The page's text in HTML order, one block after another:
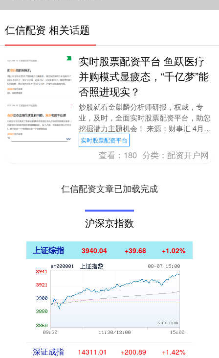
仁信配资 相关话题
实时股票配资平台 鱼跃医疗
并购模式显疲态，“千亿梦”能
否照进现实？
炒股就看金麒麟分析师研报，权威，专
业，及时，全面实时股票配资平台，助您
挖掘潜力主题机会！ 来源：财事汇 4月
25日晚间，国内医疗器械行业龙头——鱼
跃医疗（002....
实时股票配资平台
查看： 180 分类： 配资开户网
仁信配资文章已加载完成
沪深京指数
上证综指 3940.04 +39.68 +1.02%
深证成指 14311.01 +200.89 +1.42%